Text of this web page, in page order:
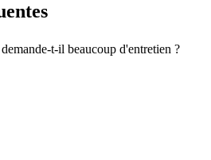
t-il beaucoup d'entretien ?